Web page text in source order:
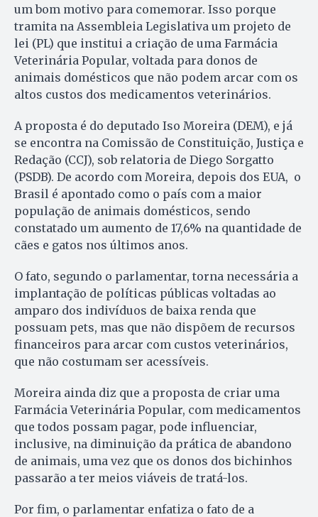
um bom motivo para comemorar. Isso porque
tramita na Assembleia Legislativa um projeto de
lei (PL) que institui a criação de uma Farmácia
Veterinária Popular, voltada para donos de
animais domésticos que não podem arcar com os
altos custos dos medicamentos veterinários.
A proposta é do deputado Iso Moreira (DEM), e já
se encontra na Comissão de Constituição, Justiça e
Redação (CCJ), sob relatoria de Diego Sorgatto
(PSDB). De acordo com Moreira, depois dos EUA, o
Brasil é apontado como o país com a maior
população de animais domésticos, sendo
constatado um aumento de 17,6% na quantidade de
cães e gatos nos últimos anos.
O fato, segundo o parlamentar, torna necessária a
implantação de políticas públicas voltadas ao
amparo dos indivíduos de baixa renda que
possuam pets, mas que não dispõem de recursos
financeiros para arcar com custos veterinários,
que não costumam ser acessíveis.
Moreira ainda diz que a proposta de criar uma
Farmácia Veterinária Popular, com medicamentos
que todos possam pagar, pode influenciar,
inclusive, na diminuição da prática de abandono
de animais, uma vez que os donos dos bichinhos
passarão a ter meios viáveis de tratá-los.
Por fim, o parlamentar enfatiza o fato de a